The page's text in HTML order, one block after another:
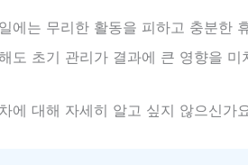
에는 무리한 활동을 피하고 충분한
도 초기 관리가 결과에 큰 영향을 미
에 대해 자세히 알고 싶지 않으신가